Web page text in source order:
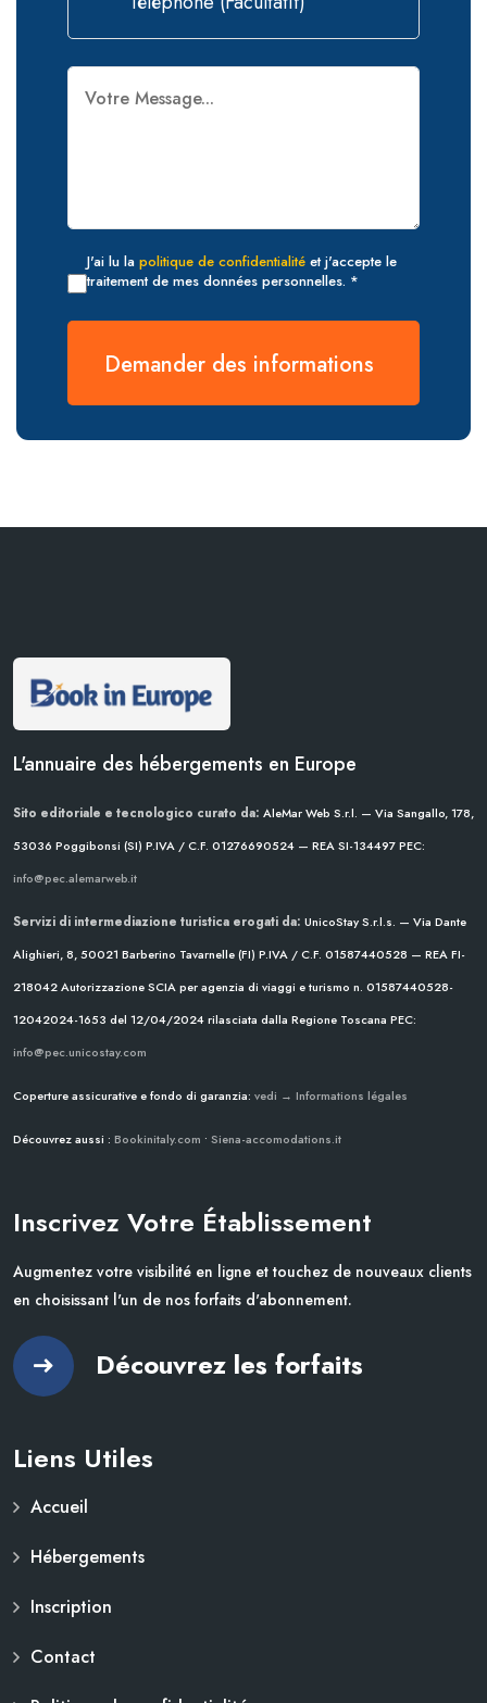
J'ai lu la politique de confidentialité et j'accepte le
traitement de mes données personnelles. *
Demander des informations
L'annuaire des hébergements en Europe
Sito editoriale e tecnologico curato da: AleMar Web S.r.l. — Via Sangallo, 178,
53036 Poggibonsi (SI) P.IVA / C.F. 01276690524 — REA SI-134497PEC:
info@pec.alemarweb.it
Servizi di intermediazione turistica erogati da: UnicoStay S.r.l.s. — Via Dante
Alighieri, 8, 50021 Barberino Tavarnelle (FI) P.IVA / C.F. 01587440528 — REA FI-
218042Autorizzazione SCIA per agenzia di viaggi e turismo n. 01587440528-
12042024-1653 del 12/04/2024rilasciata dalla Regione Toscana PEC:
info@pec.unicostay.com
Coperture assicurative e fondo di garanzia: vedi → Informations légales
Découvrez aussi : Bookinitaly.com • Siena-accomodations.it
Inscrivez Votre Établissement
Augmentez votre visibilité en ligne et touchez de nouveaux clients
en choisissant l'un de nos forfaits d'abonnement.
Découvrez les forfaits
Liens Utiles
Accueil
Hébergements
Inscription
Contact